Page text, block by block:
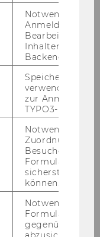
Notwendig für
Anmeldung und
Bearbeitung von
Inhalten im
Backend.
Speichert die
verwendete
zur Anmeldung
TYPO3-Backend.
Notwendig, um
Zuordnung von
Besucher zu
sicherstellen zu
können.
Notwendig, um
gegenüber